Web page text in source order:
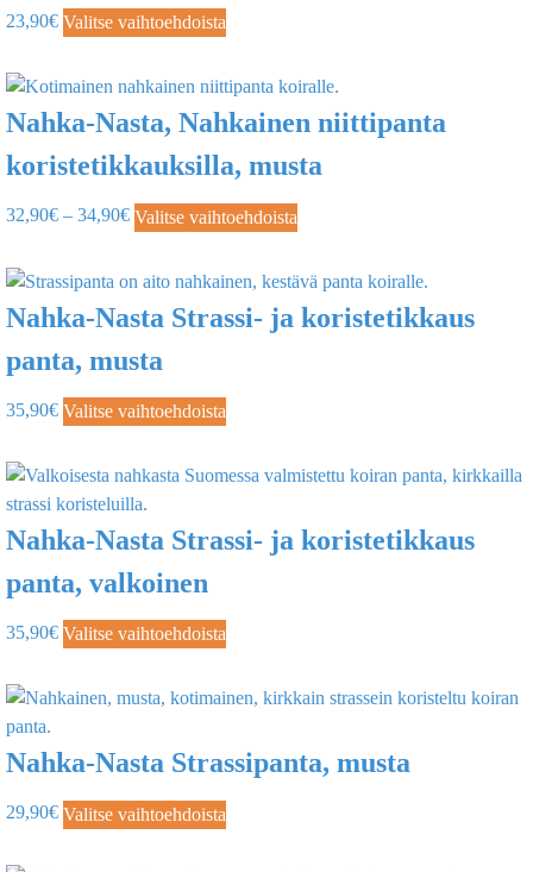
23,90€ Valitse vaihtoehdoista
Nahka-Nasta, Nahkainen niittipanta
koristetikkauksilla, musta
32,90€ – 34,90€ Valitse vaihtoehdoista
Nahka-Nasta Strassi- ja koristetikkaus
panta, musta
35,90€ Valitse vaihtoehdoista
Nahka-Nasta Strassi- ja koristetikkaus
panta, valkoinen
35,90€ Valitse vaihtoehdoista
Nahka-Nasta Strassipanta, musta
29,90€ Valitse vaihtoehdoista